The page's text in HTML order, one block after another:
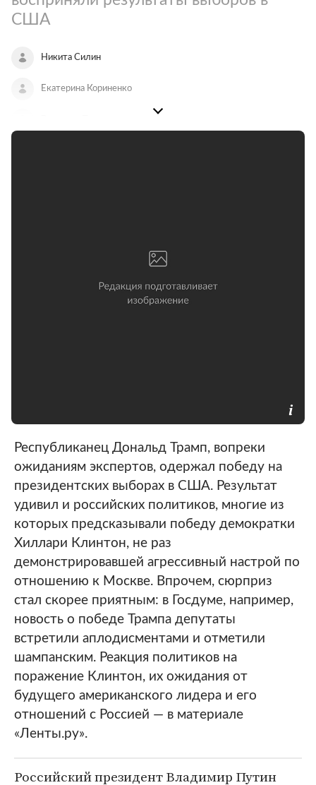
США
Никита Силин
Екатерина Кориненко
Республиканец Дональд Трамп, вопреки
ожиданиям экспертов, одержал победу на
президентских выборах в США. Результат
удивил и российских политиков, многие из
которых предсказывали победу демократки
Хиллари Клинтон, не раз
демонстрировавшей агрессивный настрой по
отношению к Москве. Впрочем, сюрприз
стал скорее приятным: в Госдуме, например,
новость о победе Трампа депутаты
встретили аплодисментами и отметили
шампанским. Реакция политиков на
поражение Клинтон, их ожидания от
будущего американского лидера и его
отношений с Россией — в материале
«Ленты.ру».
Российский президент Владимир Путин